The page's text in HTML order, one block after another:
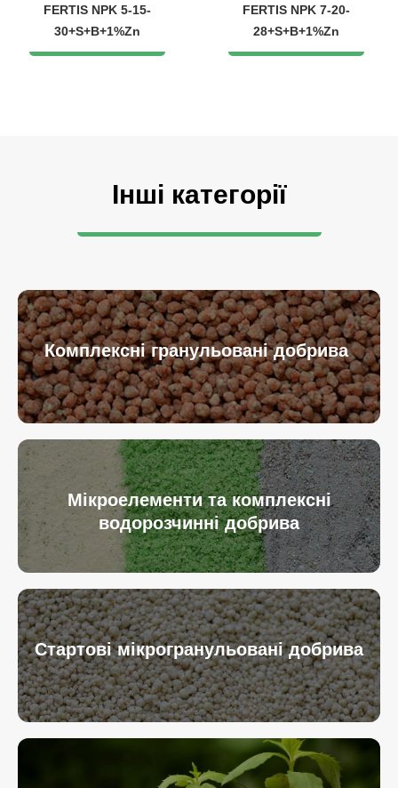
FERTIS NPK 5-15-
30+S+B+1%Zn
FERTIS NPK 7-20-
28+S+B+1%Zn
Інші категорії
Комплексні гранульовані добрива
Мікроелементи та комплексні
водорозчинні добрива
Стартові мікрогранульовані добрива